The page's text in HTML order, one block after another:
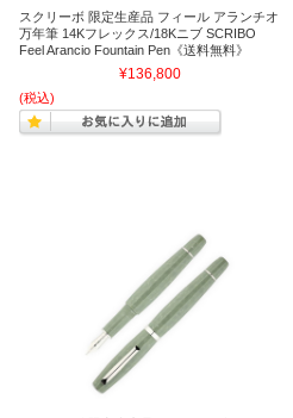
スクリーボ 限定生産品 フィール アランチオ
万年筆 14Kフレックス/18Kニブ SCRIBO
Feel Arancio Fountain Pen《送料無料》
¥136,800
(税込)